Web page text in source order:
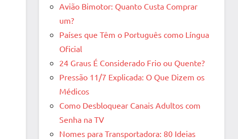
Avião Bimotor: Quanto Custa Comprar
um?
Países que Têm o Português como Língua
Oficial
24 Graus É Considerado Frio ou Quente?
Pressão 11/7 Explicada: O Que Dizem os
Médicos
Como Desbloquear Canais Adultos com
Senha na TV
Nomes para Transportadora: 80 Ideias